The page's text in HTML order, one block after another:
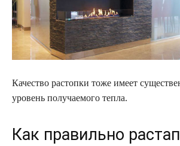
Качество растопки тоже имеет
уровень получаемого тепла.
Как правильно